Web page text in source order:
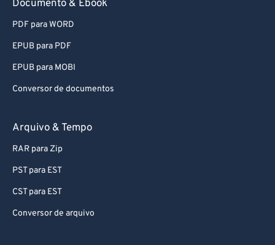
Documento & Ebook
PDF para WORD
EPUB para PDF
EPUB para MOBI
Conversor de documentos
Arquivo & Tempo
RAR para Zip
PST para EST
CST para EST
Conversor de arquivo